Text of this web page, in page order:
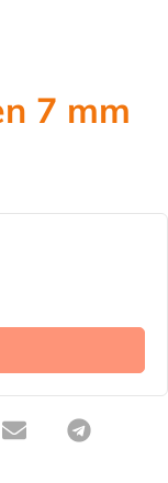
7 mm